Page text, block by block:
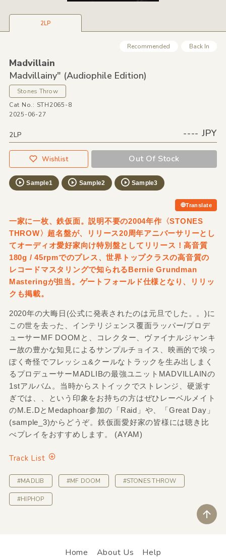
2LP
Recommended Back In
Madvillain
Madvillainy" (Audiophile Edition)
Stones Throw
Cat No.: STH2065-8
2025-06-27
2LP ---- JPY
Wishlist Out Of Stock
Sample1 Sample2 Sample3
Translate
一家に一枚、鉄仮面。説明不要の2004年作〈STONES
THROW〉超名盤が、リリース20周年アニバーサリーとし
てオーディオ愛好家向け特別盤としてリリース！高音質
180g / 45rpmでのプレス、世界トップクラスの高音質の
レコードマスタリングで知られるBernie Grundman
Masteringが担当。ゲートフォールド仕様となり、リリッ
クも掲載。
2020年の大晦日(公式に発表されたのは元旦でした。。)に
この世を去った、インテリジェンス覆面ラッパー/プロデ
ューサーMF DOOMと、コレクター、ヴァイナルジャンキ
ー故の豊かな知見によるサンプルチョイス、映画的で埃っ
ぽく奇怪でフレッシュ&クールなトラックを生み出しまく
るプロデューサーMADLIBの最強ユニットMADVILLAINの
1stアルバム。当時からストイックでストレンジ、硬派す
ぎでは、、という印象をお持ちの方はぜひレーベルメイト
のM.E.DとMedaphoar参加の「Raid」や、「Great Day」
(sample_3)からどうぞ。鉄仮面愛好家の皆様には聴き比
べプレイをおすすめします。 (AYAM)
Track List
#MADLIB #MF DOOM #STONES THROW
#HIPHOP
Home About Us Help